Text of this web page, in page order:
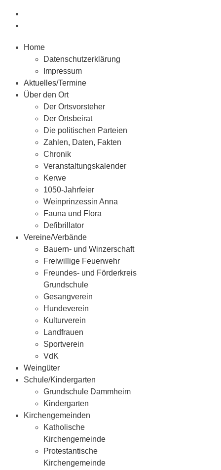
Home
Datenschutzerklärung
Impressum
Aktuelles/Termine
Über den Ort
Der Ortsvorsteher
Der Ortsbeirat
Die politischen Parteien
Zahlen, Daten, Fakten
Chronik
Veranstaltungskalender
Kerwe
1050-Jahrfeier
Weinprinzessin Anna
Fauna und Flora
Defibrillator
Vereine/Verbände
Bauern- und Winzerschaft
Freiwillige Feuerwehr
Freundes- und Förderkreis
Grundschule
Gesangverein
Hundeverein
Kulturverein
Landfrauen
Sportverein
VdK
Weingüter
Schule/Kindergarten
Grundschule Dammheim
Kindergarten
Kirchengemeinden
Katholische
Kirchengemeinde
Protestantische
Kirchengemeinde